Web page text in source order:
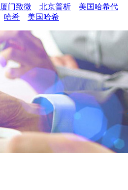
厦门致微 北京普析
美国哈希代
哈希 美国哈希